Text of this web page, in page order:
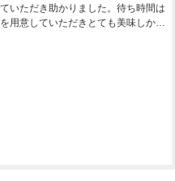
いただき助かりました。待ち時間は
用意していただきとても美味しかっ